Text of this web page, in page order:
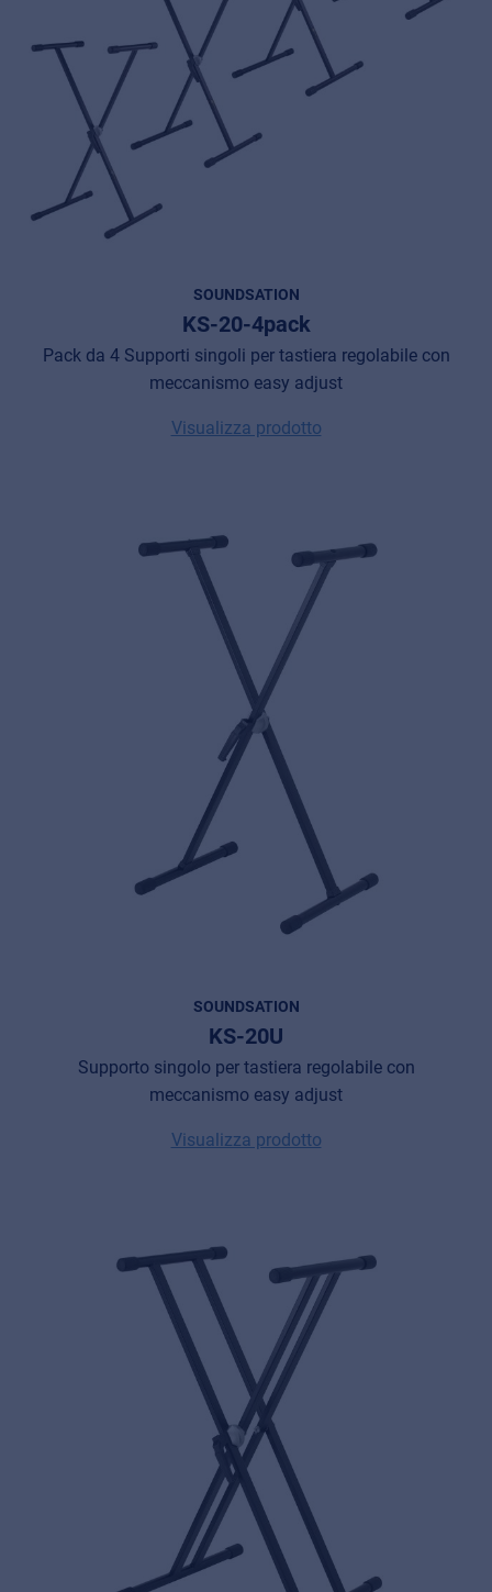
SOUNDSATION
KS-20-4pack
Pack da 4 Supporti singoli per tastiera regolabile con
meccanismo easy adjust
Visualizza prodotto
SOUNDSATION
KS-20U
Supporto singolo per tastiera regolabile con
meccanismo easy adjust
Visualizza prodotto